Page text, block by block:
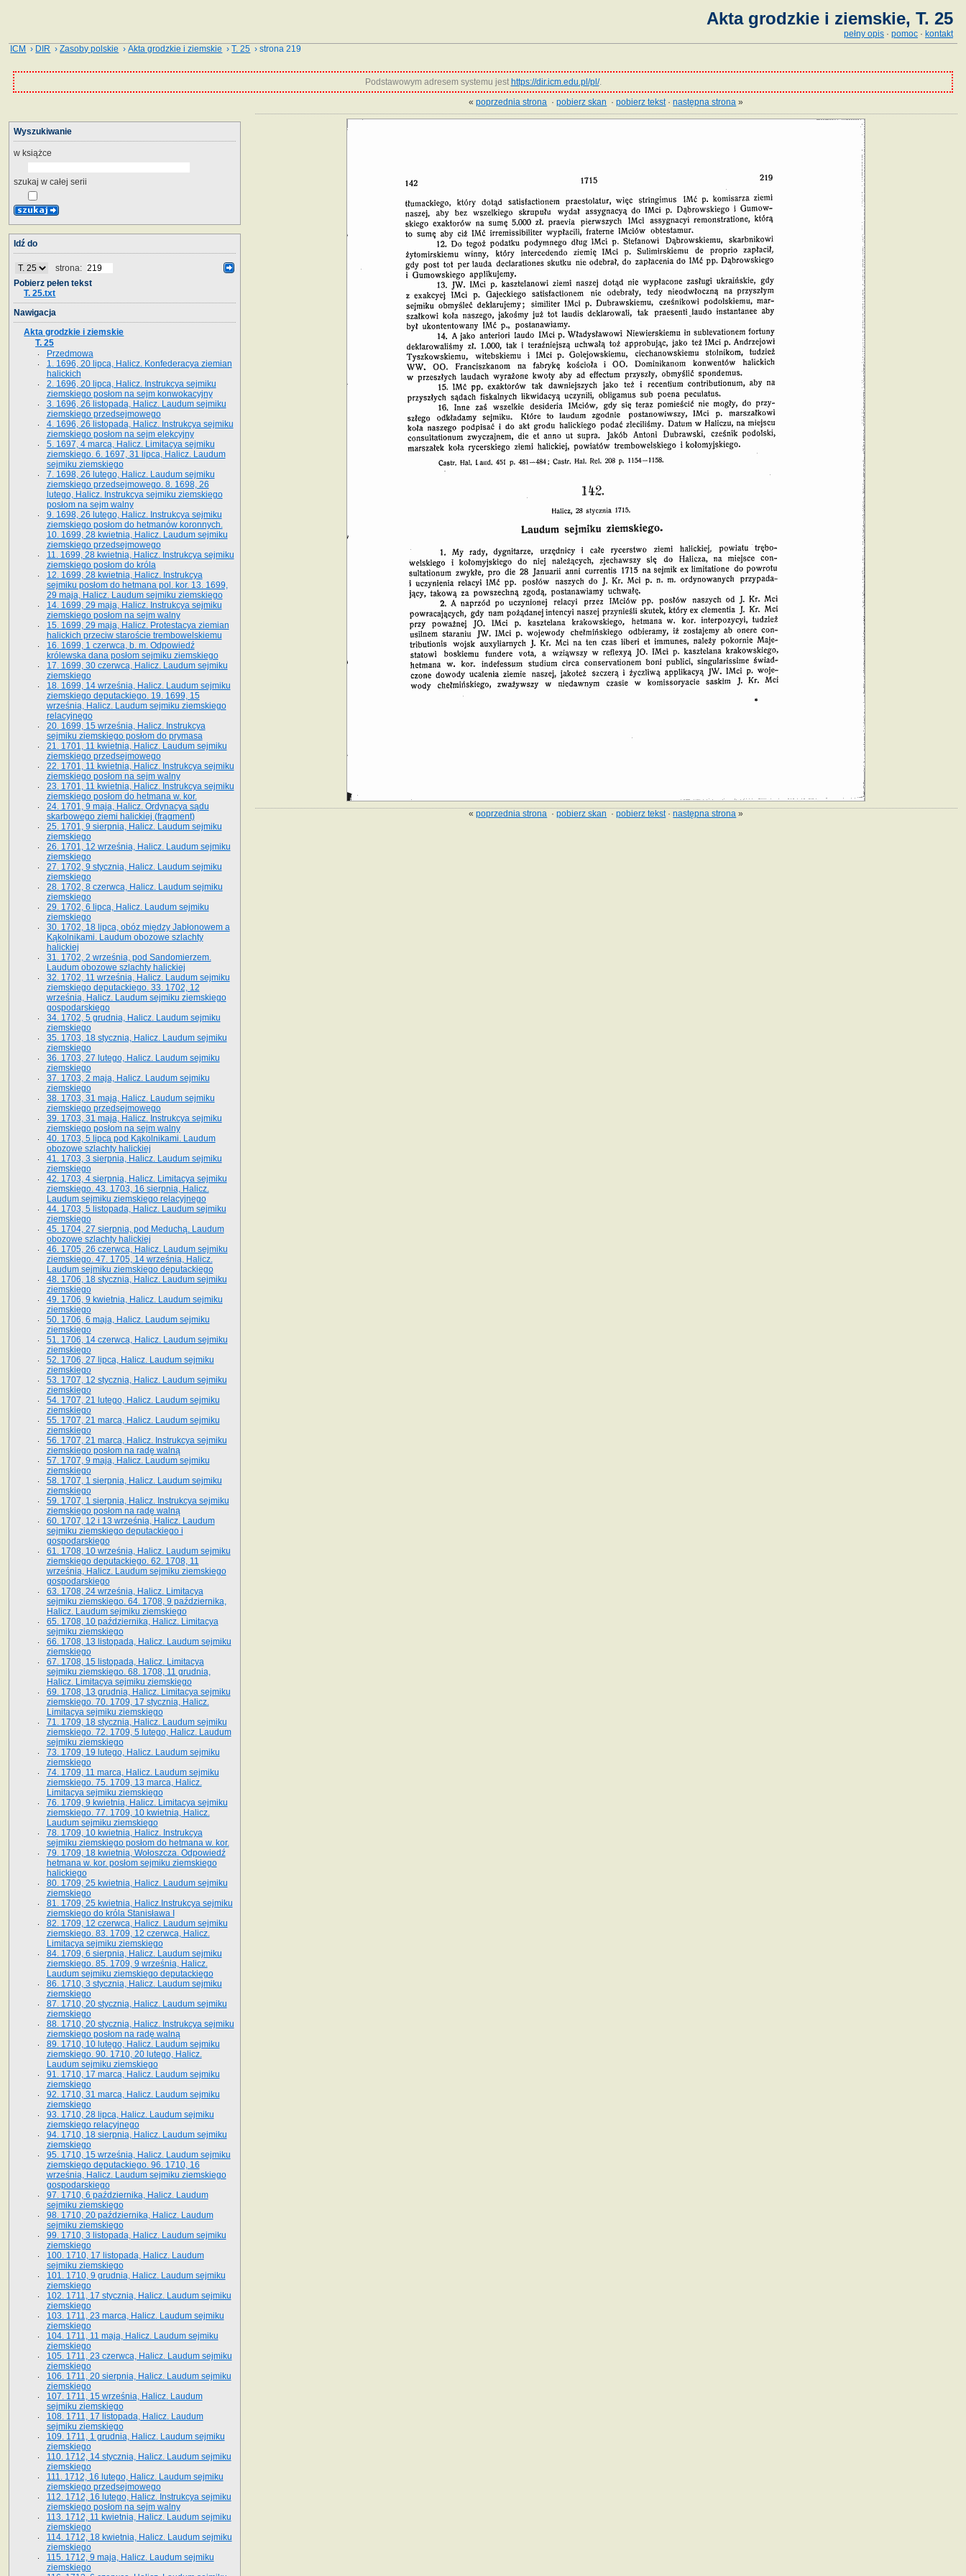
Akta grodzkie i ziemskie, T. 25
pełny opis · pomoc · kontakt
ICM › DIR ›Zasoby polskie ›Akta grodzkie i ziemskie ›T. 25 › strona 219
Podstawowym adresem systemu jest https://dir.icm.edu.pl/pl/.
«poprzednia strona ·pobierz skan ·pobierz tekst·następna strona »
«poprzednia strona ·pobierz skan ·pobierz tekst·następna strona »
Wyszukiwanie
w książce
szukaj w całej serii
Idź do
strona:
Pobierz pełen tekst
T. 25.txt
Nawigacja
Akta grodzkie i ziemskie
T. 25
Przedmowa
1. 1696, 20 lipca, Halicz. Konfederacya ziemian
halickich
2. 1696, 20 lipca, Halicz. Instrukcya sejmiku
ziemskiego posłom na sejm konwokacyjny
3. 1696, 26 listopada, Halicz. Laudum sejmiku
ziemskiego przedsejmowego
4. 1696, 26 listopada, Halicz. Instrukcya sejmiku
ziemskiego posłom na sejm elekcyjny
5. 1697, 4 marca, Halicz. Limitacya sejmiku
ziemskiego. 6. 1697, 31 lipca, Halicz. Laudum
sejmiku ziemskiego
7. 1698, 26 lutego, Halicz. Laudum sejmiku
ziemskiego przedsejmowego. 8. 1698, 26
lutego, Halicz. Instrukcya sejmiku ziemskiego
posłom na sejm walny
9. 1698, 26 lutego, Halicz. Instrukcya sejmiku
ziemskiego posłom do hetmanów koronnych.
10. 1699, 28 kwietnia, Halicz. Laudum sejmiku
ziemskiego przedsejmowego
11. 1699, 28 kwietnia, Halicz. Instrukcya sejmiku
ziemskiego posłom do króla
12. 1699, 28 kwietnia, Halicz. Instrukcya
sejmiku posłom do hetmana pol. kor. 13. 1699,
29 maja, Halicz. Laudum sejmiku ziemskiego
14. 1699, 29 maja, Halicz. Instrukcya sejmiku
ziemskiego posłom na sejm walny
15. 1699, 29 maja, Halicz. Protestacya ziemian
halickich przeciw staroście trembowelskiemu
16. 1699, 1 czerwca, b. m. Odpowiedź
królewska dana posłom sejmiku ziemskiego
17. 1699, 30 czerwca, Halicz. Laudum sejmiku
ziemskiego
18. 1699, 14 września, Halicz. Laudum sejmiku
ziemskiego deputackiego. 19. 1699, 15
września, Halicz. Laudum sejmiku ziemskiego
relacyjnego
20. 1699, 15 września, Halicz. Instrukcya
sejmiku ziemskiego posłom do prymasa
21. 1701, 11 kwietnia, Halicz. Laudum sejmiku
ziemskiego przedsejmowego
22. 1701, 11 kwietnia, Halicz. Instrukcya sejmiku
ziemskiego posłom na sejm walny
23. 1701, 11 kwietnia, Halicz. Instrukcya sejmiku
ziemskiego posłom do hetmana w. kor.
24. 1701, 9 maja, Halicz. Ordynacya sądu
skarbowego ziemi halickiej (fragment)
25. 1701, 9 sierpnia, Halicz. Laudum sejmiku
ziemskiego
26. 1701, 12 września, Halicz. Laudum sejmiku
ziemskiego
27. 1702, 9 stycznia, Halicz. Laudum sejmiku
ziemskiego
28. 1702, 8 czerwca, Halicz. Laudum sejmiku
ziemskiego
29. 1702, 6 lipca, Halicz. Laudum sejmiku
ziemskiego
30. 1702, 18 lipca, obóz między Jabłonowem a
Kąkolnikami. Laudum obozowe szlachty
halickiej
31. 1702, 2 września, pod Sandomierzem.
Laudum obozowe szlachty halickiej
32. 1702, 11 września, Halicz. Laudum sejmiku
ziemskiego deputackiego. 33. 1702, 12
września, Halicz. Laudum sejmiku ziemskiego
gospodarskiego
34. 1702, 5 grudnia, Halicz. Laudum sejmiku
ziemskiego
35. 1703, 18 stycznia, Halicz. Laudum sejmiku
ziemskiego
36. 1703, 27 lutego, Halicz. Laudum sejmiku
ziemskiego
37. 1703, 2 maja, Halicz. Laudum sejmiku
ziemskiego
38. 1703, 31 maja, Halicz. Laudum sejmiku
ziemskiego przedsejmowego
39. 1703, 31 maja, Halicz. Instrukcya sejmiku
ziemskiego posłom na sejm walny
40. 1703, 5 lipca pod Kąkolnikami. Laudum
obozowe szlachty halickiej
41­. 1703, 3 sierpnia, Halicz. Laudum sejmiku
ziemskiego
42. 1703, 4 sierpnia, Halicz. Limitacya sejmiku
ziemskiego. 43. 1703, 16 sierpnia, Halicz.
Laudum sejmiku ziemskiego relacyjnego
44. 1703, 5 listopada, Halicz. Laudum sejmiku
ziemskiego
45. 1704, 27 sierpnia, pod Meduchą. Laudum
obozowe szlachty halickiej
46. 1705, 26 czerwca, Halicz. Laudum sejmiku
ziemskiego. 47. 1705, 14 września, Halicz.
Laudum sejmiku ziemskiego deputackiego
48. 1706, 18 stycznia, Halicz. Laudum sejmiku
ziemskiego
49. 1706, 9 kwietnia, Halicz. Laudum sejmiku
ziemskiego
50. 1706, 6 maja, Halicz. Laudum sejmiku
ziemskiego
51. 1706, 14 czerwca, Halicz. Laudum sejmiku
ziemskiego
52. 1706, 27 lipca, Halicz. Laudum sejmiku
ziemskiego
53. 1707, 12 stycznia, Halicz. Laudum sejmiku
ziemskiego
54. 1707, 21 lutego, Halicz. Laudum sejmiku
ziemskiego
55. 1707, 21 marca, Halicz. Laudum sejmiku
ziemskiego
56. 1707, 21 marca, Halicz. Instrukcya sejmiku
ziemskiego posłom na radę walną
57. 1707, 9 maja, Halicz. Laudum sejmiku
ziemskiego
58. 1707, 1 sierpnia, Halicz. Laudum sejmiku
ziemskiego
59. 1707, 1 sierpnia, Halicz. Instrukcya sejmiku
ziemskiego posłom na radę walną
60. 1707, 12 i 13 września, Halicz. Laudum
sejmiku ziemskiego deputackiego i
gospodarskiego
61. 1708, 10 września, Halicz. Laudum sejmiku
ziemskiego deputackiego. 62. 1708, 11
września, Halicz. Laudum sejmiku ziemskiego
gospodarskiego
63. 1708, 24 września, Halicz. Limitacya
sejmiku ziemskiego. 64. 1708, 9 października,
Halicz. Laudum sejmiku ziemskiego
65­. 1708, 10 października, Halicz. Limitacya
sejmiku ziemskiego
66. 1708, 13 listopada, Halicz. Laudum sejmiku
ziemskiego
67. 1708, 15 listopada, Halicz. Limitacya
sejmiku ziemskiego. 68. 1708, 11 grudnia,
Halicz. Limitacya sejmiku ziemskiego
69. 1708, 13 grudnia, Halicz. Limitacya sejmiku
ziemskiego. 70. 1709, 17 stycznia, Halicz.
Limitacya sejmiku ziemskiego
71. 1709, 18 stycznia, Halicz. Laudum sejmiku
ziemskiego. 72. 1709, 5 lutego, Halicz. Laudum
sejmiku ziemskiego
73. 1709, 19 lutego, Halicz. Laudum sejmiku
ziemskiego
74. 1709, 11 marca, Halicz. Laudum sejmiku
ziemskiego. 75. 1709, 13 marca, Halicz.
Limitacya sejmiku ziemskiego
76. 1709, 9 kwietnia, Halicz. Limitacya sejmiku
ziemskiego. 77. 1709, 10 kwietnia, Halicz.
Laudum sejmiku ziemskiego
78. 1709, 10 kwietnia, Halicz. Instrukcya
sejmiku ziemskiego posłom do hetmana w. kor.
79. 1709, 18 kwietnia, Wołoszcza. Odpowiedź
hetmana w. kor. posłom sejmiku ziemskiego
halickiego
80. 1709, 25 kwietnia, Halicz. Laudum sejmiku
ziemskiego
81. 1709, 25 kwietnia, Halicz.Instrukcya sejmiku
ziemskiego do króla Stanisława I
82. 1709, 12 czerwca, Halicz. Laudum sejmiku
ziemskiego. 83. 1709, 12 czerwca, Halicz.
Limitacya sejmiku ziemskiego
84. 1709, 6 sierpnia, Halicz. Laudum sejmiku
ziemskiego. 85. 1709, 9 września, Halicz.
Laudum sejmiku ziemskiego deputackiego
86. 1710, 3 stycznia, Halicz. Laudum sejmiku
ziemskiego
87. 1710, 20 stycznia, Halicz. Laudum sejmiku
ziemskiego
88. 1710, 20 stycznia, Halicz. Instrukcya sejmiku
ziemskiego posłom na radę walną
89. 1710, 10 lutego, Halicz. Laudum sejmiku
ziemskiego. 90. 1710, 20 lutego, Halicz.
Laudum sejmiku ziemskiego
91. 1710, 17 marca, Halicz. Laudum sejmiku
ziemskiego
92. 1710, 31 marca, Halicz. Laudum sejmiku
ziemskiego
93. 1710, 28 lipca, Halicz. Laudum sejmiku
ziemskiego relacyjnego
94. 1710, 18 sierpnia, Halicz. Laudum sejmiku
ziemskiego
95. 1710, 15 września, Halicz. Laudum sejmiku
ziemskiego deputackiego. 96. 1710, 16
września, Halicz. Laudum sejmiku ziemskiego
gospodarskiego
97. 1710, 6 października, Halicz. Laudum
sejmiku ziemskiego
98. 1710, 20 października, Halicz. Laudum
sejmiku ziemskiego
99. 1710, 3 listopada, Halicz. Laudum sejmiku
ziemskiego
100. 1710, 17 listopada, Halicz. Laudum
sejmiku ziemskiego
101. 1710, 9 grudnia, Halicz. Laudum sejmiku
ziemskiego
102. 1711, 17 stycznia, Halicz. Laudum sejmiku
ziemskiego
103. 1711, 23 marca, Halicz. Laudum sejmiku
ziemskiego
104. 1711, 11 maja, Halicz. Laudum sejmiku
ziemskiego
105. 1711, 23 czerwca, Halicz. Laudum sejmiku
ziemskiego
106. 1711, 20 sierpnia, Halicz. Laudum sejmiku
ziemskiego
107. 1711, 15 września, Halicz. Laudum
sejmiku ziemskiego
108. 1711, 17 listopada, Halicz. Laudum
sejmiku ziemskiego
109. 1711, 1 grudnia, Halicz. Laudum sejmiku
ziemskiego
110. 1712, 14 stycznia, Halicz. Laudum sejmiku
ziemskiego
111. 1712, 16 lutego, Halicz. Laudum sejmiku
ziemskiego przedsejmowego
112. 1712, 16 lutego, Halicz. Instrukcya sejmiku
ziemskiego posłom na sejm walny
113. 1712, 11 kwietnia, Halicz. Laudum sejmiku
ziemskiego
114. 1712, 18 kwietnia, Halicz. Laudum sejmiku
ziemskiego
115. 1712, 9 maja, Halicz. Laudum sejmiku
ziemskiego